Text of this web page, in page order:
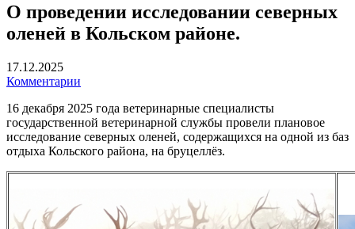
О проведении исследовании северных
оленей в Кольском районе.
17.12.2025
Комментарии
16 декабря 2025 года ветеринарные специалисты
государственной ветеринарной службы провели плановое
исследование северных оленей, содержащихся на одной из баз
отдыха Кольского района, на бруцеллёз.